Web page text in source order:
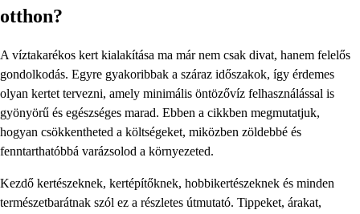
otthon?
A víztakarékos kert kialakítása ma már nem csak divat, hanem felelős
gondolkodás. Egyre gyakoribbak a száraz időszakok, így érdemes
olyan kertet tervezni, amely minimális öntözővíz felhasználással is
gyönyörű és egészséges marad. Ebben a cikkben megmutatjuk,
hogyan csökkentheted a költségeket, miközben zöldebbé és
fenntarthatóbbá varázsolod a környezeted.
Kezdő kertészeknek, kertépítőknek, hobbikertészeknek és minden
természetbarátnak szól ez a részletes útmutató. Tippeket, árakat,